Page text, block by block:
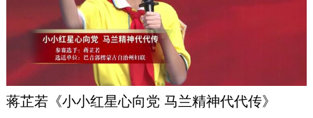
蒋芷若《小小红星心向党 马兰精神代代传》